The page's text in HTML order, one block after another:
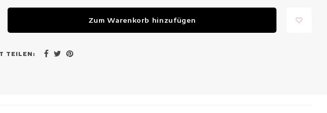
Zum Warenkorb hinzufügen
TEILEN: